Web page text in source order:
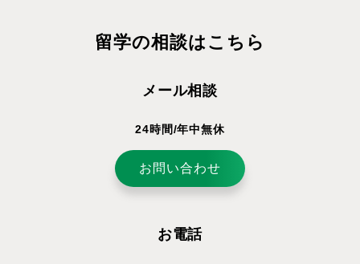
留学の相談はこちら
メール相談
24時間/年中無休
お問い合わせ
お電話